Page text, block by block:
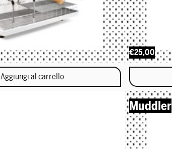
Aggiungi al carrello
€25,00
Muddler